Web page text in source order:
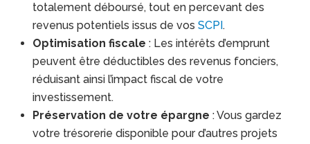
totalement déboursé, tout en percevant des
revenus potentiels issus de vosSCPI.
Optimisation fiscale : Les intérêts d’emprunt
peuvent être déductibles des revenus fonciers,
réduisant ainsi l’impact fiscal de votre
investissement.
Préservation de votre épargne : Vous gardez
votre trésorerie disponible pour d’autres projets